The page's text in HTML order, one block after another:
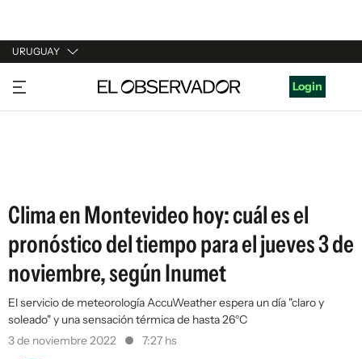
URUGUAY
URUGUAY
ARGENTINA
Login
Clima en Montevideo hoy: cuál es el
pronóstico del tiempo para el jueves 3 de
noviembre, según Inumet
El servicio de meteorología AccuWeather espera un día "claro y
soleado" y una sensación térmica de hasta 26°C
3 de noviembre 2022
7:27 hs